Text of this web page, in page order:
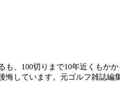
、100切りまで10年近くもか
しています。元ゴルフ雑誌編